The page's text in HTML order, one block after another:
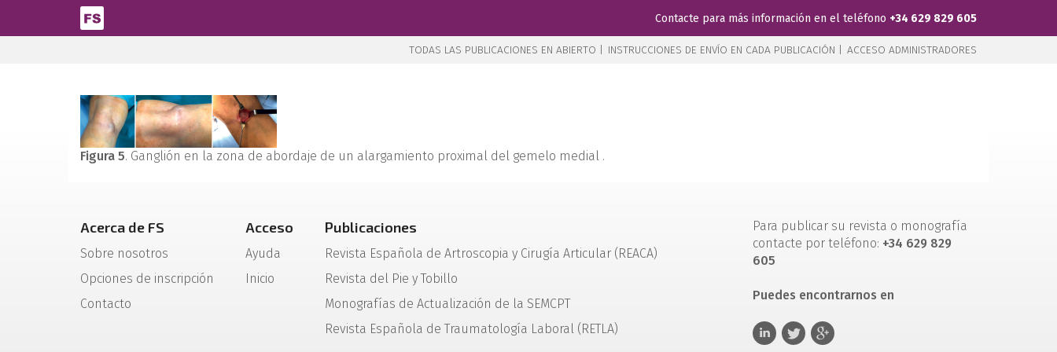
Pasar al contenido principal
Contacte para más información en el teléfono +34 629 829 605
TODAS LAS PUBLICACIONES EN ABIERTO | INSTRUCCIONES DE ENVÍO EN CADA PUBLICACIÓN | ACCESO ADMINISTRADORES
Figura 5. Ganglión en la zona de abordaje de un alargamiento proximal del gemelo medial .
Acerca de FS
Sobre nosotros
Opciones de inscripción
Contacto
Acceso
Ayuda
Inicio
Publicaciones
Revista Española de Artroscopia y Cirugía Articular (REACA)
Revista del Pie y Tobillo
Monografías de Actualización de la SEMCPT
Revista Española de Traumatología Laboral (RETLA)
Para publicar su revista o monografía
contacte por teléfono: +34 629 829
605
Puedes encontrarnos en